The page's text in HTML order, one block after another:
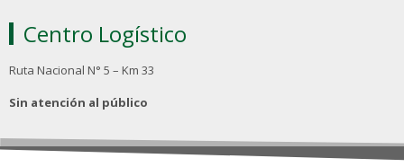
Centro Logístico
Ruta Nacional N° 5 – Km 33
Sin atención al público